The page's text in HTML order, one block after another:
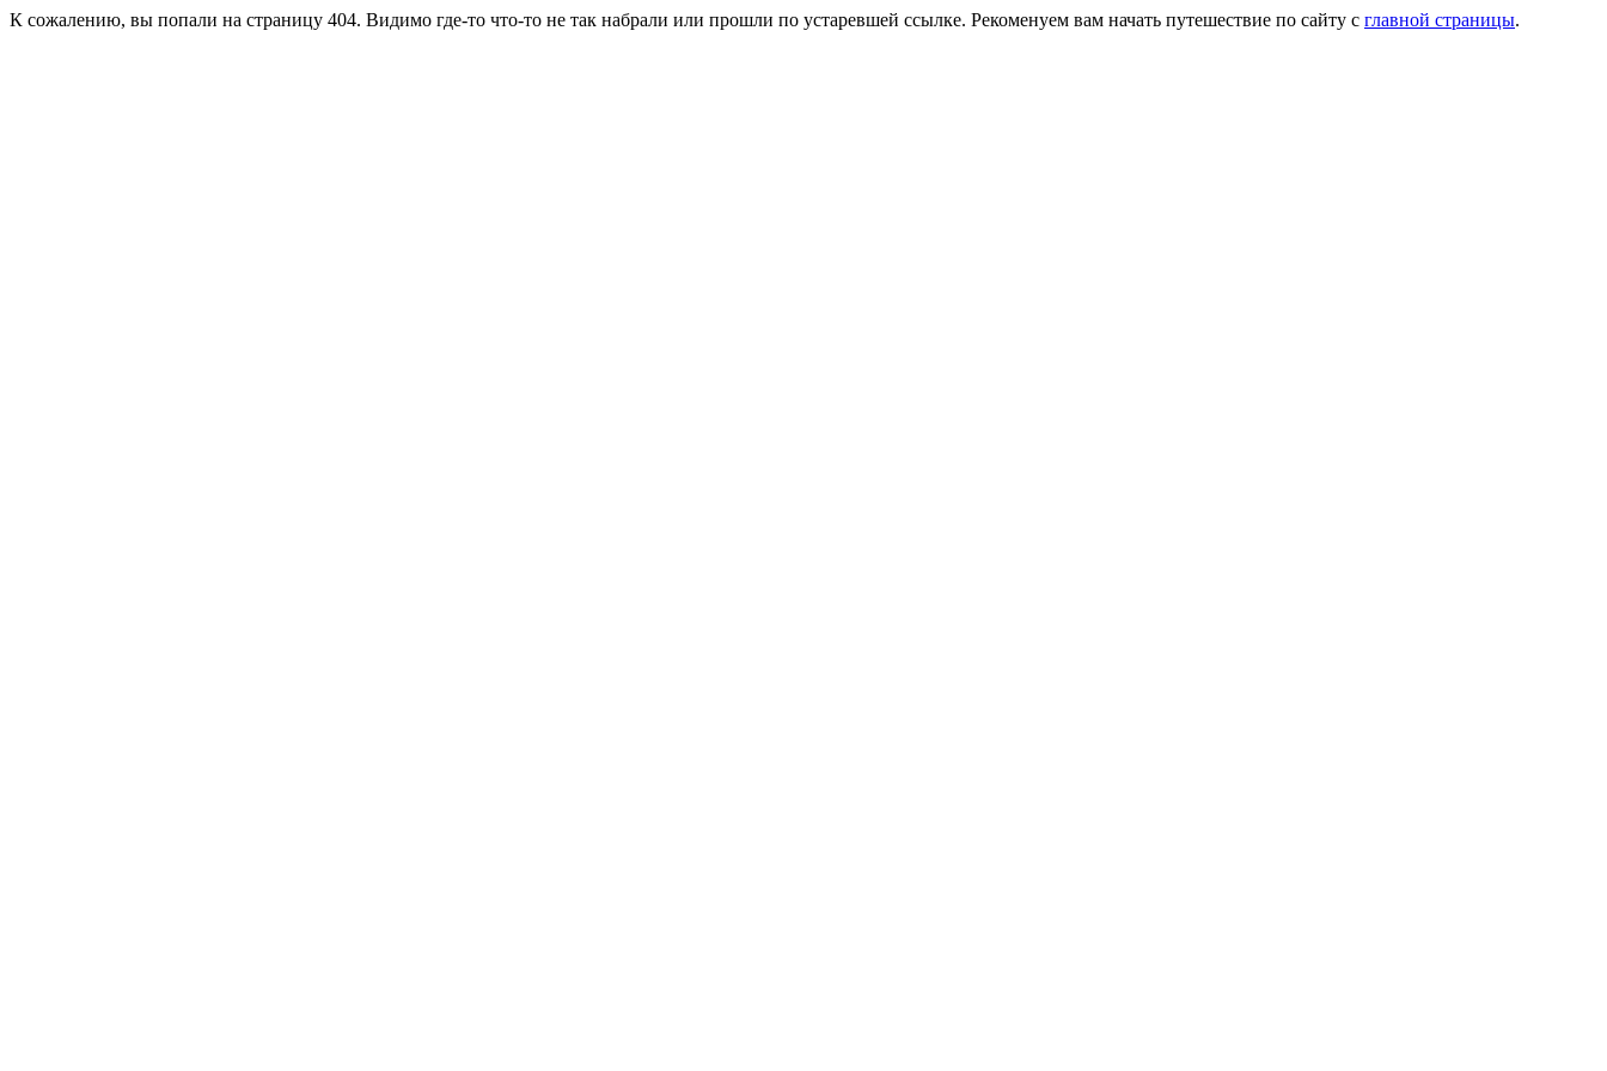
К сожалению, вы попали на страницу 404. Видимо где-то что-то не так набрали или прошли по устаревшей ссылке. Рекоменуем вам начать путешествие по сайту с главной страницы.